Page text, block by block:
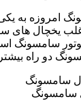
امروزه به
یخچال های
سامسونگ
دو راه بیشتر
سامسونگ
سامسونگ